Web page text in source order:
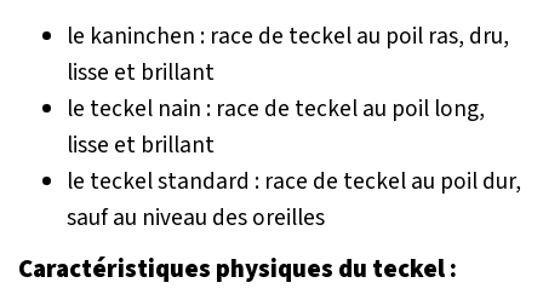
le kaninchen : race de teckel au poil ras, dru,
lisse et brillant
le teckel nain : race de teckel au poil long,
lisse et brillant
le teckel standard : race de teckel au poil dur,
sauf au niveau des oreilles
Caractéristiques physiques du teckel :